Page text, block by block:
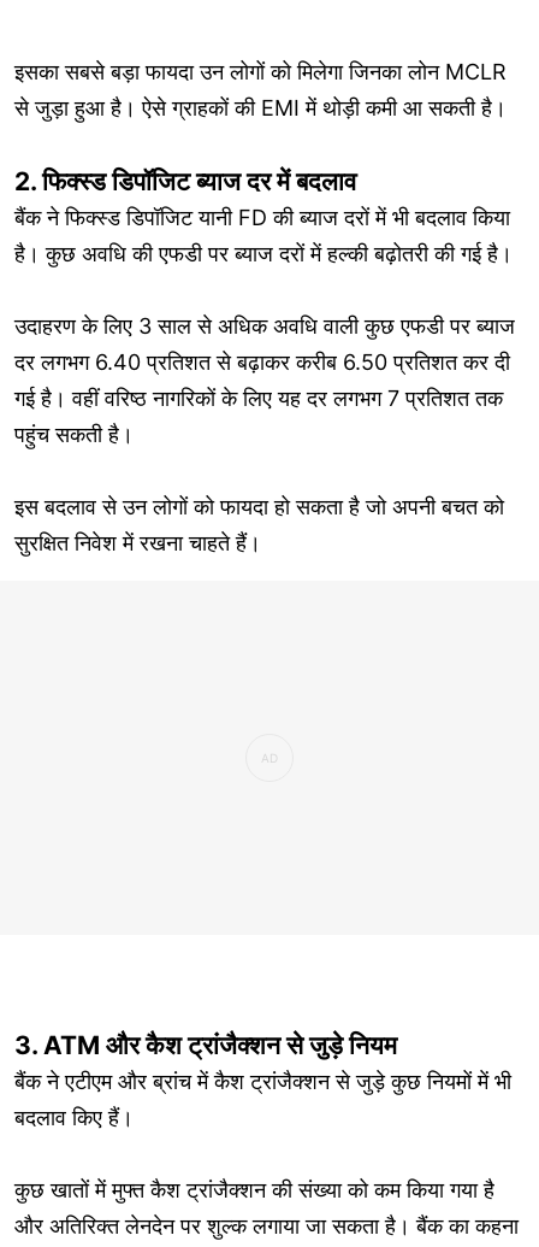
इसका सबसे बड़ा फायदा उन लोगों को मिलेगा जिनका लोन MCLR
से जुड़ा हुआ है। ऐसे ग्राहकों की EMI में थोड़ी कमी आ सकती है।
2. फिक्स्ड डिपॉजिट ब्याज दर में बदलाव
बैंक ने फिक्स्ड डिपॉजिट यानी FD की ब्याज दरों में भी बदलाव किया
है। कुछ अवधि की एफडी पर ब्याज दरों में हल्की बढ़ोतरी की गई है।
उदाहरण के लिए 3 साल से अधिक अवधि वाली कुछ एफडी पर ब्याज
दर लगभग 6.40 प्रतिशत से बढ़ाकर करीब 6.50 प्रतिशत कर दी
गई है। वहीं वरिष्ठ नागरिकों के लिए यह दर लगभग 7 प्रतिशत तक
पहुंच सकती है।
इस बदलाव से उन लोगों को फायदा हो सकता है जो अपनी बचत को
सुरक्षित निवेश में रखना चाहते हैं।
3. ATM और कैश ट्रांजैक्शन से जुड़े नियम
बैंक ने एटीएम और ब्रांच में कैश ट्रांजैक्शन से जुड़े कुछ नियमों में भी
बदलाव किए हैं।
कुछ खातों में मुफ्त कैश ट्रांजैक्शन की संख्या को कम किया गया है
और अतिरिक्त लेनदेन पर शुल्क लगाया जा सकता है। बैंक का कहना